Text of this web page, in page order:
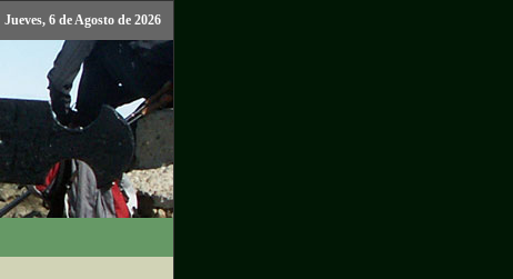
Jueves, 6 de Agosto de 2026